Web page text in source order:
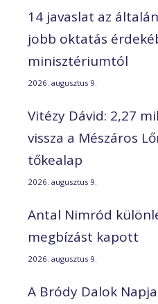
14 javaslat az
jobb oktatás
minisztériumtól
2026. augusztus 9.
Vitézy Dávid: 2,27
vissza a Mészáros
tőkealap
2026. augusztus 9.
Antal Nimród
megbízást kapott
2026. augusztus 9.
A Bródy Dalok